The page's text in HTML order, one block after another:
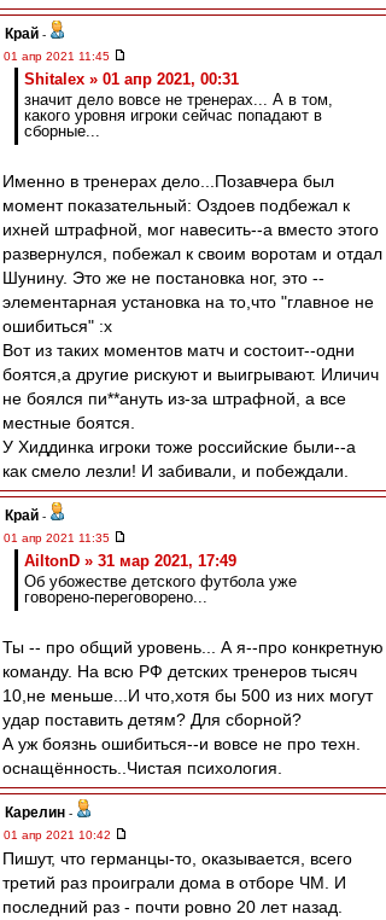
Край -
01 апр 2021 11:45
Shitalex » 01 апр 2021, 00:31
значит дело вовсе не тренерах... А в том,
какого уровня игроки сейчас попадают в
сборные...
Именно в тренерах дело...Позавчера был
момент показательный: Оздоев подбежал к
ихней штрафной, мог навесить--а вместо этого
развернулся, побежал к своим воротам и отдал
Шунину. Это же не постановка ног, это --
элементарная установка на то,что "главное не
ошибиться" :x
Вот из таких моментов матч и состоит--одни
боятся,а другие рискуют и выигрывают. Иличич
не боялся пи**ануть из-за штрафной, а все
местные боятся.
У Хиддинка игроки тоже российские были--а
как смело лезли! И забивали, и побеждали.
Край -
01 апр 2021 11:35
AiltonD » 31 мар 2021, 17:49
Об убожестве детского футбола уже
говорено-переговорено...
Ты -- про общий уровень... А я--про конкретную
команду. На всю РФ детских тренеров тысяч
10,не меньше...И что,хотя бы 500 из них могут
удар поставить детям? Для сборной?
А уж боязнь ошибиться--и вовсе не про техн.
оснащённость..Чистая психология.
Карелин -
01 апр 2021 10:42
Пишут, что германцы-то, оказывается, всего
третий раз проиграли дома в отборе ЧМ. И
последний раз - почти ровно 20 лет назад.